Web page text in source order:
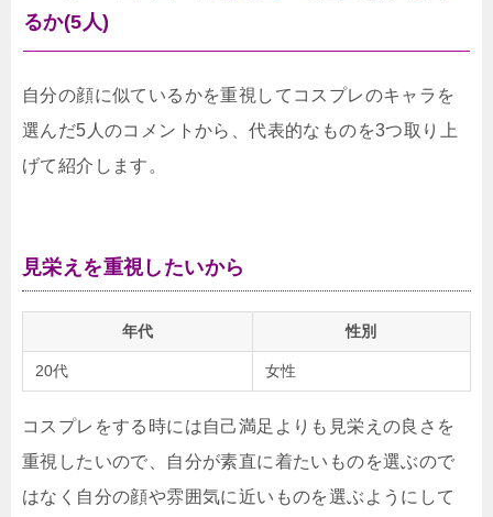
るか(5人)
自分の顔に似ているかを重視してコスプレのキャラを
選んだ5人のコメントから、代表的なものを3つ取り上
げて紹介します。
見栄えを重視したいから
年代 性別
20代 女性
コスプレをする時には自己満足よりも見栄えの良さを
重視したいので、自分が素直に着たいものを選ぶので
はなく自分の顔や雰囲気に近いものを選ぶようにして